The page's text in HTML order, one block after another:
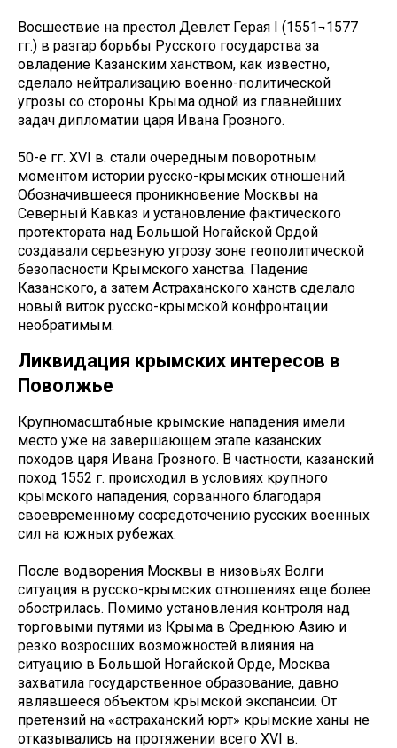
Восшествие на престол Девлет Герая I (1551¬1577
гг.) в разгар борьбы Русского государства за
овладение Казанским ханством, как известно,
сделало нейтрализацию военно-политической
угрозы со стороны Крыма одной из главнейших
задач дипломатии царя Ивана Грозного.
50-е гг. XVI в. стали очередным поворотным
моментом истории русско-крымских отношений.
Обозначившееся проникновение Москвы на
Северный Кавказ и установление фактического
протектората над Большой Ногайской Ордой
создавали серьезную угрозу зоне геополитической
безопасности Крымского ханства. Падение
Казанского, а затем Астраханского ханств сделало
новый виток русско-крымской конфронтации
необратимым.
Ликвидация крымских интересов в
Поволжье
Крупномасштабные крымские нападения имели
место уже на завершающем этапе казанских
походов царя Ивана Грозного. В частности, казанский
поход 1552 г. происходил в условиях крупного
крымского нападения, сорванного благодаря
своевременному сосредоточению русских военных
сил на южных рубежах.
После водворения Москвы в низовьях Волги
ситуация в русско-крымских отношениях еще более
обострилась. Помимо установления контроля над
торговыми путями из Крыма в Среднюю Азию и
резко возросших возможностей влияния на
ситуацию в Большой Ногайской Орде, Москва
захватила государственное образование, давно
являвшееся объектом крымской экспансии. От
претензий на «астраханский юрт» крымские ханы не
отказывались на протяжении всего XVI в.